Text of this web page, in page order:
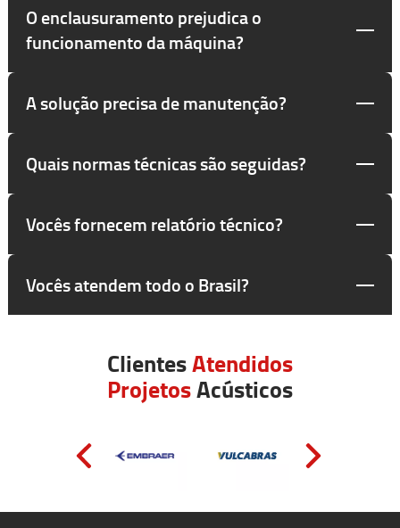
O enclausuramento prejudica o
funcionamento da máquina?
A solução precisa de manutenção?
Quais normas técnicas são seguidas?
Vocês fornecem relatório técnico?
Vocês atendem todo o Brasil?
ClientesAtendidos
ProjetosAcústicos